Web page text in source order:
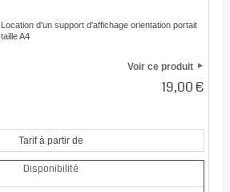
Location d'un support d'affichage orientation portait
taille A4
Voir ce produit
19,00 €
Tarif à partir de
Disponibilité